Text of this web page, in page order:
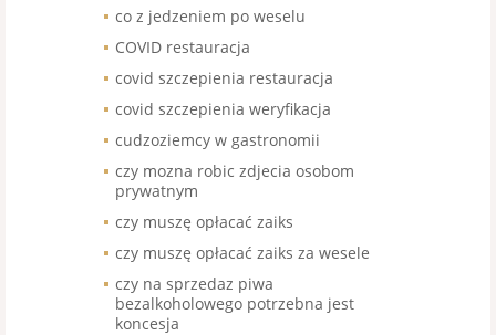
co z jedzeniem po weselu
COVID restauracja
covid szczepienia restauracja
covid szczepienia weryfikacja
cudzoziemcy w gastronomii
czy mozna robic zdjecia osobom
prywatnym
czy muszę opłacać zaiks
czy muszę opłacać zaiks za wesele
czy na sprzedaz piwa
bezalkoholowego potrzebna jest
koncesja